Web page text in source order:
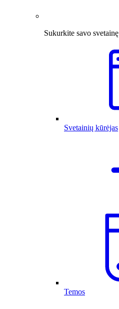
Sukurkite savo svetainę
Svetainių kūrėjas
Temos